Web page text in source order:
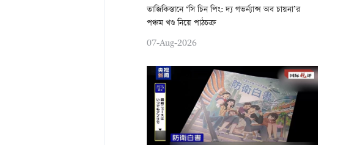
তাজিকিস্তানে ‘সি চিন পিং: দ্য গভর্ন্যান্স অব চায়না’র
পঞ্চম খণ্ড নিয়ে পাঠচক্র
07-Aug-2026